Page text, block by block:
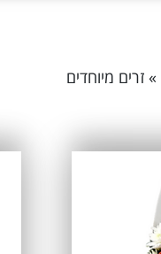
»זרים מיוחדים